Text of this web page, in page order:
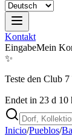
Kontakt
EingabeMein
✨
Teste den Club
Endet in 23 d 10
Inicio/Pueblos/